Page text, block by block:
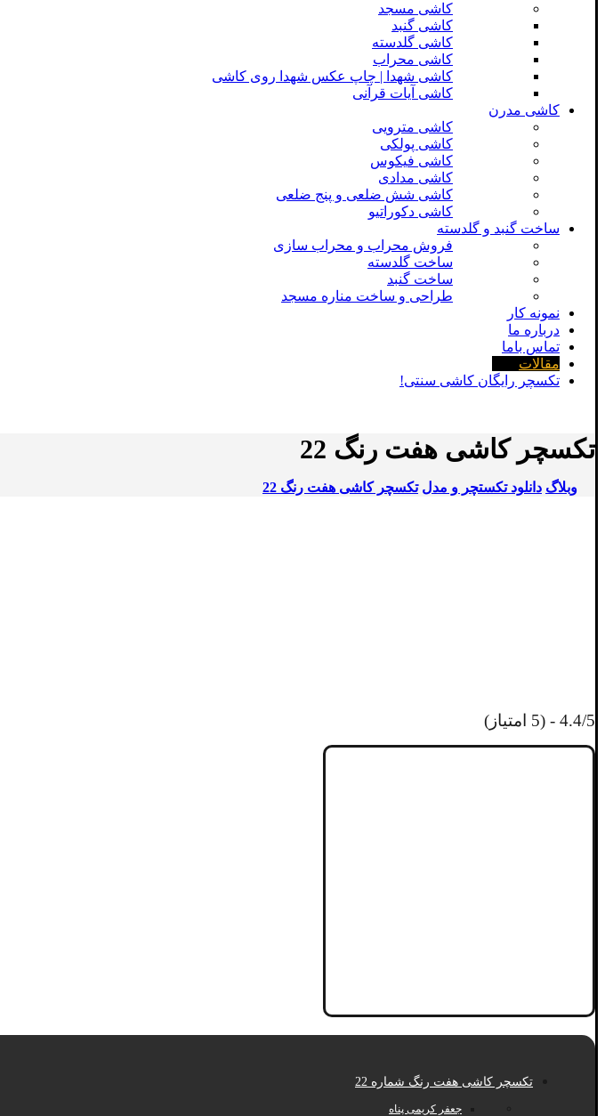
کاشی مسجد
کاشی گنبد
کاشی گلدسته
کاشی محراب
کاشی شهدا | چاپ عکس شهدا روی کاشی
کاشی آیات قرآنی
کاشی مدرن
کاشی مترویی
کاشی پولکی
کاشی فیکوس
کاشی مدادی
کاشی شش ضلعی و پنج ضلعی
کاشی دکوراتیو
ساخت گنبد و گلدسته
فروش محراب و محراب سازی
ساخت گلدسته
ساخت گنبد
طراحی و ساخت مناره مسجد
نمونه کار
درباره ما
تماس باما
مقالات
تکسچر رایگان کاشی سنتی!
تکسچر کاشی هفت رنگ 22
وبلاگ دانلود تکستچر و مدل تکسچر کاشی هفت رنگ 22
4.4/5 - (5 امتیاز)
تکسچر کاشی هفت رنگ شماره 22
جعفر کریمی پناه